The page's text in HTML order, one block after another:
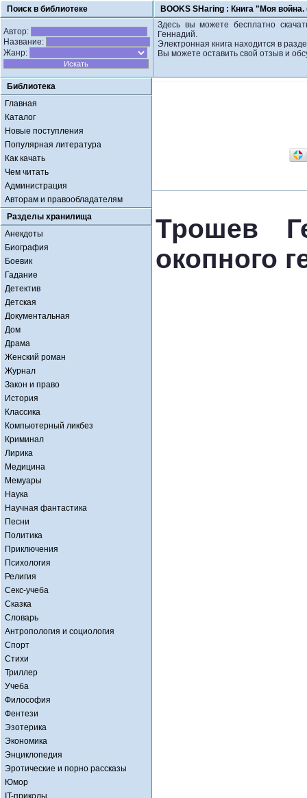
Поиск в библиотеке BOOKS SHaring : Книга "Моя
Автор:
Название:
Жанр:
Здесь вы можете бесплатно
Геннадий.
Электронная книга находится в
Вы можете оставить свой отзыв и
Библиотека
Главная
Каталог
Новые поступления
Популярная литература
Как качать
Чем читать
Администрация
Авторам и правообладателям
Разделы хранилища
Анекдоты
Биография
Боевик
Гадание
Детектив
Детская
Документальная
Дом
Драма
Женский роман
Журнал
Закон и право
История
Классика
Компьютерный ликбез
Криминал
Лирика
Медицина
Мемуары
Наука
Научная фантастика
Песни
Политика
Приключения
Психология
Религия
Секс-учеба
Сказка
Словарь
Антропология и социология
Спорт
Стихи
Триллер
Учеба
Философия
Фентези
Эзотерика
Экономика
Энциклопедия
Эротические и порно рассказы
Юмор
IT-приколы
Трошев
окопного